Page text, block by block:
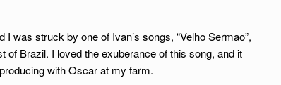
was struck by one of Ivan’s songs, “Velho Sermao”,
of Brazil. I loved the exuberance of this song, and it
with Oscar at my farm.